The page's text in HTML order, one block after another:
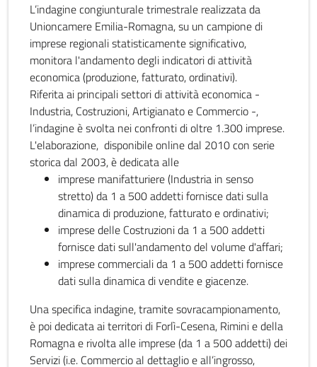
L’indagine congiunturale trimestrale realizzata da
Unioncamere Emilia-Romagna, su un campione di
imprese regionali statisticamente significativo,
monitora l'andamento degli indicatori di attività
economica (produzione, fatturato, ordinativi).
Riferita ai principali settori di attività economica -
Industria, Costruzioni, Artigianato e Commercio -,
l’indagine è svolta nei confronti di oltre 1.300 imprese.
L'elaborazione, disponibile online dal 2010 con serie
storica dal 2003, è dedicata alle
imprese manifatturiere (Industria in senso
stretto) da 1 a 500 addetti fornisce dati sulla
dinamica di produzione, fatturato e ordinativi;
imprese delle Costruzioni da 1 a 500 addetti
fornisce dati sull'andamento del volume d'affari;
imprese commerciali da 1 a 500 addetti fornisce
dati sulla dinamica di vendite e giacenze.
Una specifica indagine, tramite sovracampionamento,
è poi dedicata ai territori di Forlì-Cesena, Rimini e della
Romagna e rivolta alle imprese (da 1 a 500 addetti) dei
Servizi (i.e. Commercio al dettaglio e all’ingrosso,